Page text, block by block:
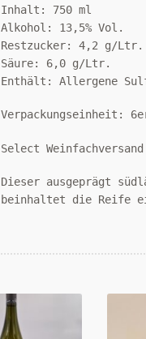
Inhalt: 750 ml
Alkohol: 13,5% Vol.
Restzucker: 4,2 g/Ltr.
Säure: 6,0 g/Ltr.
Enthält: Allergene
Verpackungseinheit:
Select
Dieser ausgeprägt
beinhaltet die Reife